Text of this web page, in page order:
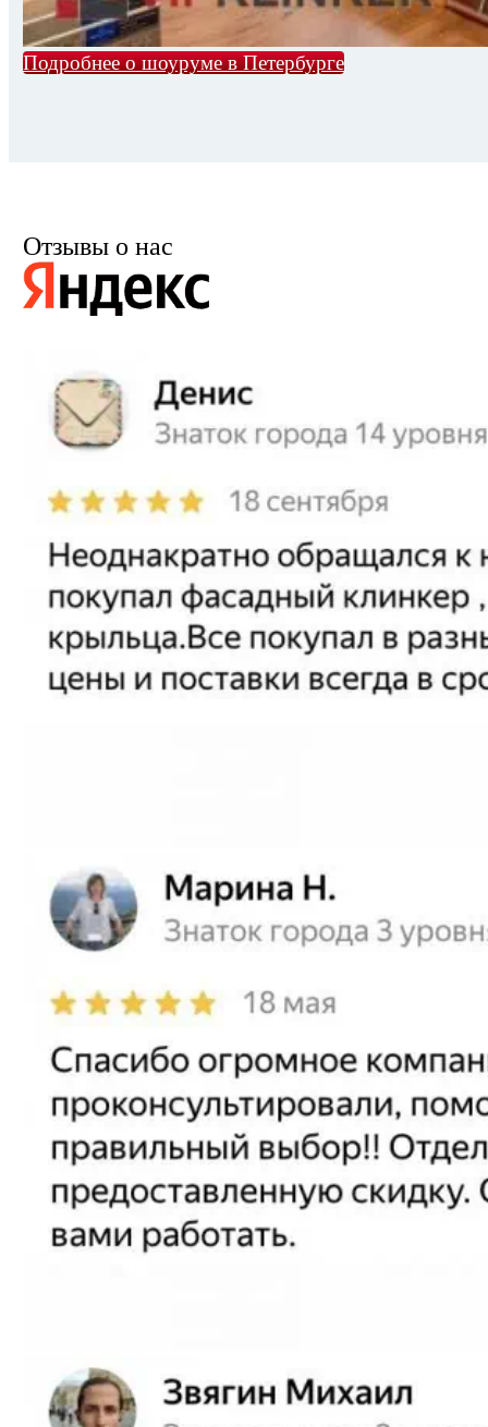
Подробнее о шоуруме в Петербурге
Отзывы о нас